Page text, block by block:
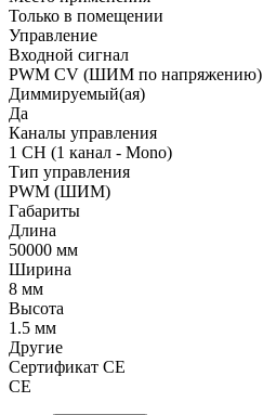
Только в помещении
Управление
Входной сигнал
PWM СV (ШИМ по напряжению)
Диммируемый(ая)
Да
Каналы управления
1 CH (1 канал - Mono)
Тип управления
PWM (ШИМ)
Габариты
Длина
50000 мм
Ширина
8 мм
Высота
1.5 мм
Другие
Сертификат CE
CE